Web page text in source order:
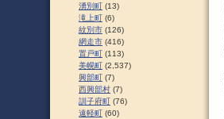
湧別町 (13)
滝上町 (6)
紋別市 (126)
網走市 (416)
置戸町 (113)
美幌町 (2,537)
興部町 (7)
西興部村 (7)
訓子府町 (76)
遠軽町 (60)